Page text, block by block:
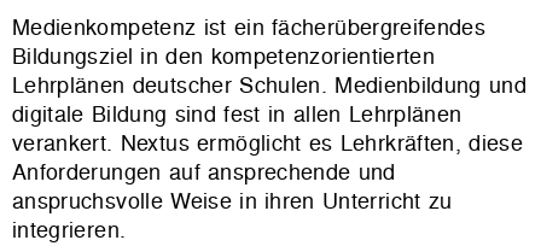
Medienkompetenz ist ein fächerübergreifendes
Bildungsziel in den kompetenzorientierten
Lehrplänen deutscher Schulen. Medienbildung und
digitale Bildung sind fest in allen Lehrplänen
verankert. Nextus ermöglicht es Lehrkräften, diese
Anforderungen auf ansprechende und
anspruchsvolle Weise in ihren Unterricht zu
integrieren.